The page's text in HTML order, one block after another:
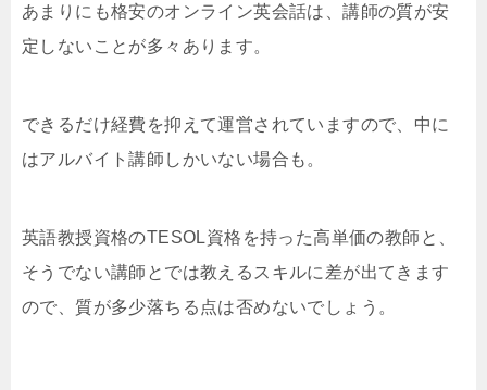
あまりにも格安のオンライン英会話は、講師の質が安
定しないことが多々あります。
できるだけ経費を抑えて運営されていますので、中に
はアルバイト講師しかいない場合も。
英語教授資格のTESOL資格を持った高単価の教師と、
そうでない講師とでは教えるスキルに差が出てきます
ので、質が多少落ちる点は否めないでしょう。